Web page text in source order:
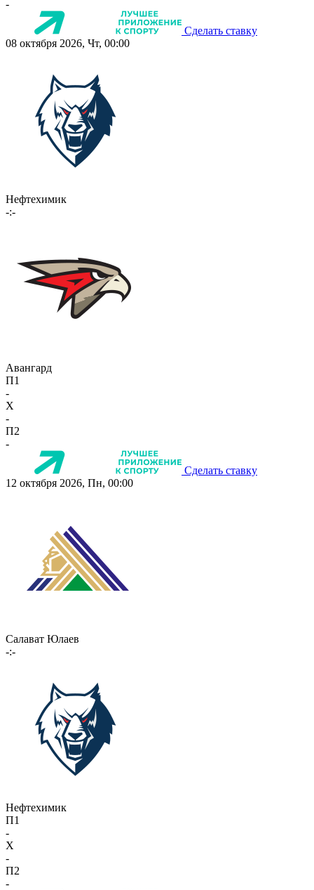
-
Сделать ставку
08 октября 2026, Чт, 00:00
Нефтехимик
-:-
Авангард
П1
-
X
-
П2
-
Сделать ставку
12 октября 2026, Пн, 00:00
Салават Юлаев
-:-
Нефтехимик
П1
-
X
-
П2
-